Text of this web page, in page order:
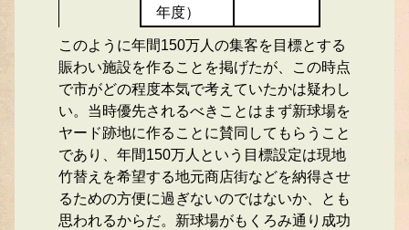
年度）
このように年間150万人の集客を目標とする
賑わい施設を作ることを掲げたが、この時点
で市がどの程度本気で考えていたかは疑わし
い。当時優先されるべきことはまず新球場を
ヤード跡地に作ることに賛同してもらうこと
であり、年間150万人という目標設定は現地
竹替えを希望する地元商店街などを納得させ
るための方便に過ぎないのではないか、とも
思われるからだ。新球場がもくろみ通り成功